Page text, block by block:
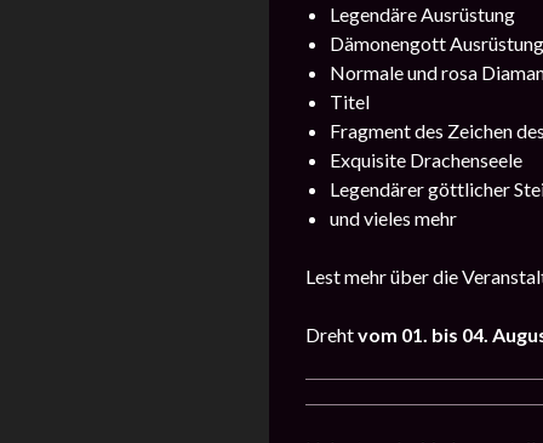
Legendäre Ausrüstung
Dämonengott Ausrüstung
Normale und rosa
Titel
Fragment des Zeichen
Exquisite Drachenseele
Legendärer göttlicher
und vieles mehr
Lest mehr über die
Drehtvom 01. bis 04.